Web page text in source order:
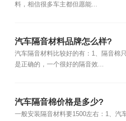
料，相信很多车主都但愿能...
汽车隔音材料品牌怎么样?
汽车隔音材料比较好的有：1、隔音棉
是正确的，一个很好的隔音效...
汽车隔音棉价格是多少?
一般安装隔音材料要1500左右：1、汽